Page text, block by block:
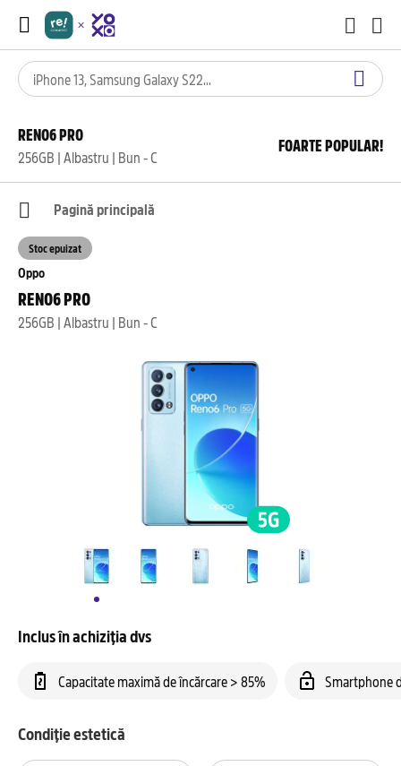
RENO6 PRO
256GB | Albastru | Bun - C
FOARTE POPULAR!
Pagină principală
Oppo
RENO6 PRO
256GB | Albastru | Bun - C
Stoc epuizat
Inclus în achiziția dvs
Capacitate maximă de încărcare > 85% Smartphone
Condiție estetică